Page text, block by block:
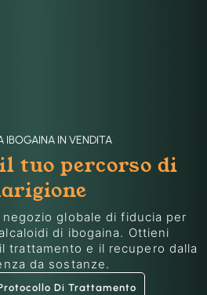
IBOGAINA IN VENDITA
tuo percorso di
globale di fiducia per
di ibogaina. Ottieni
trattamento e il recupero dalla
da sostanze.
Di Trattamento